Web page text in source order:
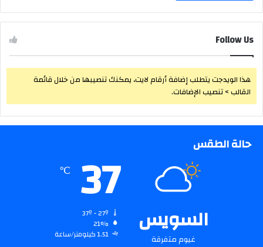
Follow Us
هذا الويدجت يتطلب إضافة أرقام لايت، يمكنك تنصيبها من خلال قائمة
القالب > تنصيب الإضافات.
حالة الطقس
السويس
غيوم متفرقة
37
℃
21%
1.51 كيلومتر/ساعة